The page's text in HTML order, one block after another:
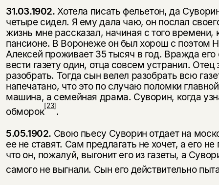
31.03.1902. Хотела писать фельетон, да
четыре сидел. Я ему дала чаю, он послал
жизнь мне рассказал, начиная с того
пансионе. В Воронеже он был хорош с поэтом
Алексей проживает 35 тысяч в год. Вражда
вести газету один, отца совсем устранил.
разобрать. Тогда сын велел разо­брать всю
напечатано, что это по случаю поломки
машина, а семей­ная драма. Суворин, когда
обморок[23].
5.05.1902. Свою пьесу Суворин отдает на
ее не ставят. Сам предлагать не хочет, а его
что он, пожалуй, выгонит его из газеты, а
самого не выгнали. Сын его действительно